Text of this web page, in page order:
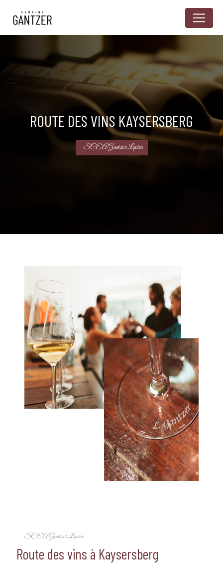
ROUTE DES VINS KAYSERSBERG
SCEA Gantzer Lucien
SCEA Gantzer Lucien
route des vins à Kaysersberg